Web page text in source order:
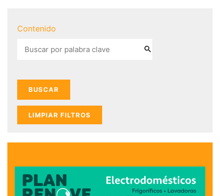
Contenido
LIMPIAR FILTROS